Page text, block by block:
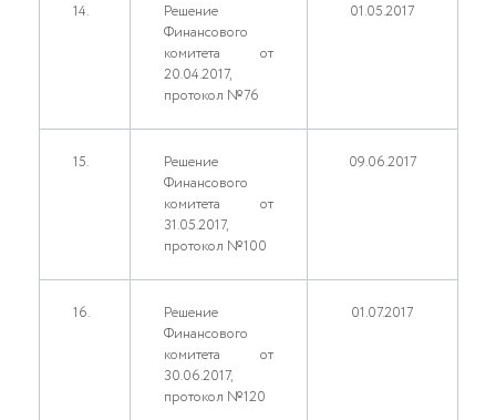
14.
Решение
Финансового
комитета от
20.04.2017,
протокол №76
01.05.2017
15.
Решение
Финансового
комитета от
31.05.2017,
протокол №100
09.06.2017
16.
Решение
Финансового
комитета от
30.06.2017,
протокол №120
01.07.2017